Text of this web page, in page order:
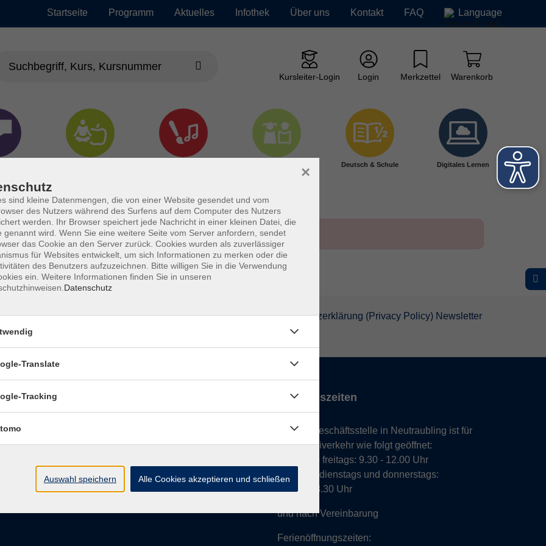
Startseite Programm Aktuelles Infothek Über uns Kontakt FAQ Language
Kursleiter-Login Login Merkzettel Warenkorb
Deutsch & Schule Digitales Lernen
Barrierefreiheitserklärung Datenschutzerklärung
Datenschutzerklärung (Privacy Policy) Newsletter
vhs Regensburger Land e. V.
93073 Neutraubling
info@vhs-regensburger-land.de
Tel: 09401 52550
Öffnungszeiten
Unsere Geschäftsstelle in Neutraubling ist für
den Parteiverkehr wie folgt geöffnet:
montags - freitags: 9.30 - 12.00 Uhr
montags, dienstags und donnerstags:
14.00 - 18.30 Uhr
und nach Vereinbarung
Ferienöffnungszeiten:
sind kleine Datenmengen, die von einer Website gesendet und vom
des Nutzers während des Surfens auf dem Computer des Nutzers
werden. Ihr Browser speichert jede Nachricht in einer kleinen Datei, die
genannt wird. Wenn Sie eine weitere Seite vom Server anfordern, sendet
das Cookie an den Server zurück. Cookies wurden als zuverlässiger
für Websites entwickelt, um sich Informationen zu merken oder die
des Benutzers aufzuzeichnen. Bitte willigen Sie in die Verwendung
ein. Weitere Informationen finden Sie in unseren
Datenschutz
×
Translate
Tracking
Auswahl speichern Alle Cookies akzeptieren und schließen